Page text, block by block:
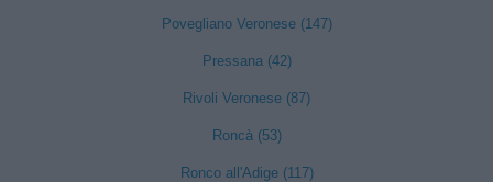
Povegliano Veronese (147)
Pressana (42)
Rivoli Veronese (87)
Roncà (53)
Ronco all'Adige (117)